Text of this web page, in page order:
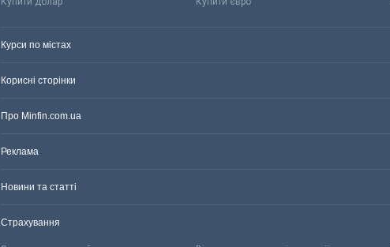
Курси по містах
Корисні сторінки
Про Minfin.com.ua
Реклама
Новини та статті
Страхування